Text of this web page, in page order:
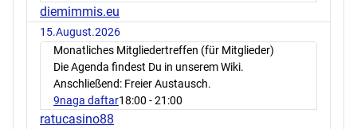
diemimmis.eu
15.August.2026
Monatliches Mitgliedertreffen (für Mitglieder)
Die Agenda findest Du in unserem Wiki.
Anschließend: Freier Austausch.
9naga daftar18:00 - 21:00
ratucasino88